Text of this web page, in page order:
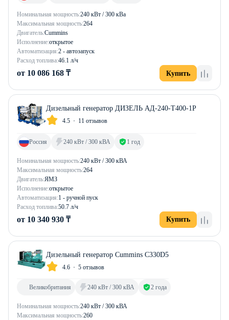
Номинальная мощность:240 кВт / 300 кВа
Максимальная мощность:264
Двигатель:Cummins
Исполнение:открытое
Автоматизация:2 - автозапуск
Расход топлива:46.1 л/ч
от 10 086 168 ₸ Купить
Дизельный генератор ДИЗЕЛЬ АД-240-Т400-1Р
4.5 11 отзывов
Номинальная мощность:240 кВт / 300 кВА
Максимальная мощность:264
Двигатель:ЯМЗ
Исполнение:открытое
Автоматизация:1 - ручной пуск
Расход топлива:50.7 л/ч
Россия 240 кВт / 300 кВА 1 год
от 10 340 930 ₸ Купить
Дизельный генератор Cummins C330D5
4.6 5 отзывов
Номинальная мощность:240 кВт / 300 кВА
Максимальная мощность:260
Великобритания 240 кВт / 300 кВА 2 года